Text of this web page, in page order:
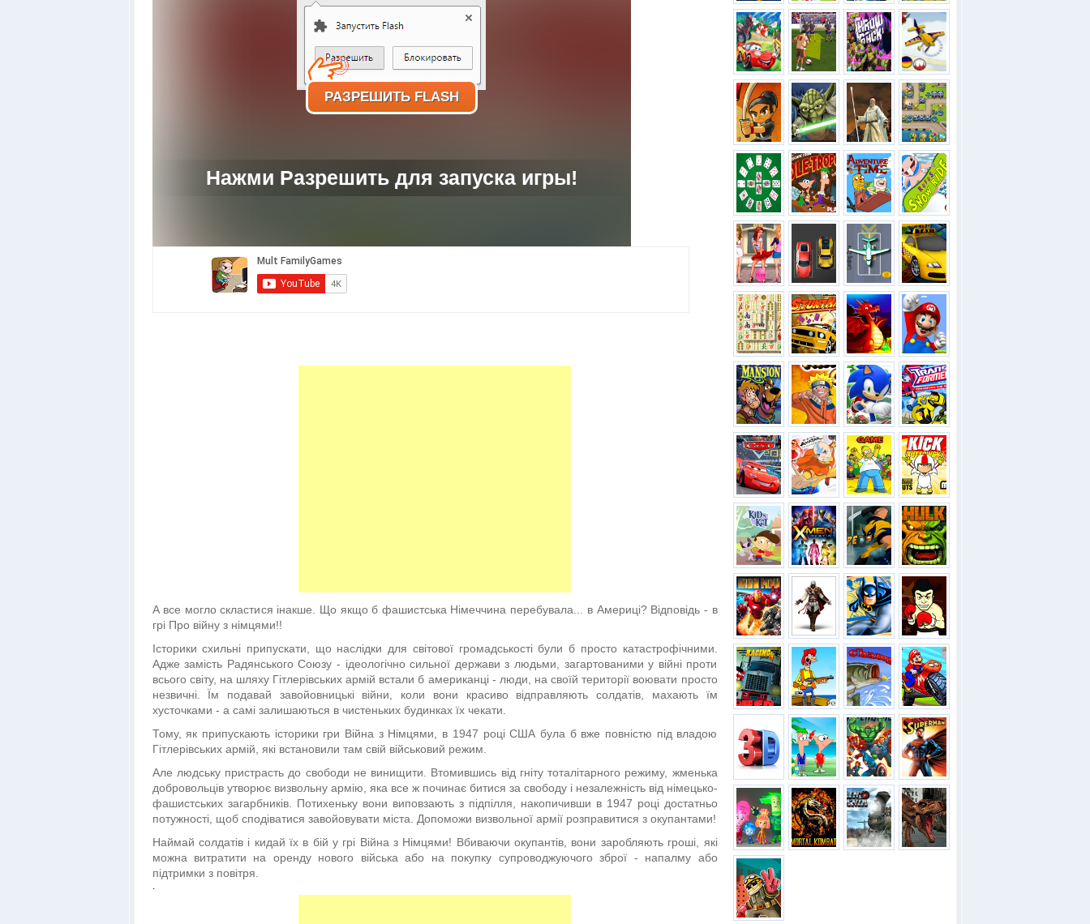
РАЗРЕШИТЬ FLASH
Нажми Разрешить для запуска игры!
А все могло скластися інакше. Що якщо б фашистська Німеччина перебувала... в Америці? Відповідь - в
грі Про війну з німцями!!
Історики схильні припускати, що наслідки для світової громадськості були б просто катастрофічними.
Адже замість Радянського Союзу - ідеологічно сильної держави з людьми, загартованими у війні проти
всього світу, на шляху Гітлерівських армій встали б американці - люди, на своїй території воювати просто
незвичні. Їм подавай завойовницькі війни, коли вони красиво відправляють солдатів, махають їм
хусточками - а самі залишаються в чистеньких будинках їх чекати.
Тому, як припускають історики гри Війна з Німцями, в 1947 році США була б вже повністю під владою
Гітлерівських армій, які встановили там свій військовий режим.
Але людську пристрасть до свободи не винищити. Втомившись від гніту тоталітарного режиму, жменька
добровольців утворює визвольну армію, яка все ж починає битися за свободу і незалежність від німецько-
фашистських загарбників. Потихеньку вони виповзають з підпілля, накопичивши в 1947 році достатньо
потужності, щоб сподіватися завойовувати міста. Допоможи визвольної армії розправитися з окупантами!
Наймай солдатів і кидай їх в бій у грі Війна з Німцями! Вбиваючи окупантів, вони заробляють гроші, які
можна витратити на оренду нового війська або на покупку супроводжуючого зброї - напалму або
підтримки з повітря.
.